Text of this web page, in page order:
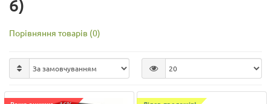
6)
Порівняння товарів (0)